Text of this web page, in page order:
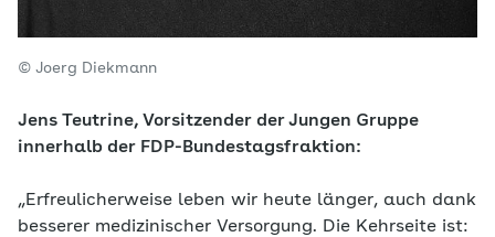
© Joerg Diekmann
Jens Teutrine, Vorsitzender der Jungen Gruppe
innerhalb der FDP-Bundestagsfraktion:
„Erfreulicherweise leben wir heute länger, auch dank
besserer medizinischer Versorgung. Die Kehrseite ist: